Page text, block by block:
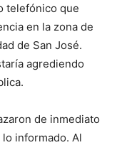
telefónico que
en la zona de
de San José.
agrediendo
de inmediato
informado. Al